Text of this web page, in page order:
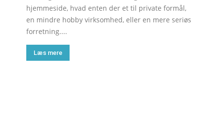
hjemmeside, hvad enten der et til private formål,
en mindre hobby virksomhed, eller en mere seriøs
forretning....
Læs mere